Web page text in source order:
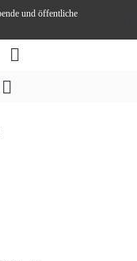
und öffentliche